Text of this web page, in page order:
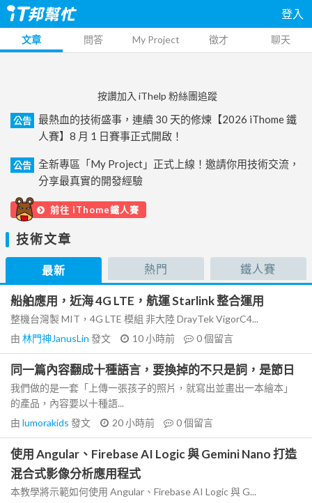
登入
文章 問答 My Project 徵才 聊天
按讚加入 iThelp 粉絲團追蹤
公告
最熱血的技術盛事，連續 30 天的修煉【2026 iThome 鐵
人賽】8 月 1 日賽事正式開啟！
公告
全新專區「My Project」正式上線！邀請你用技術交流，
分享最真實的開發經驗
前往 iThome鐵人賽
技術文章
最新 熱門 鐵人賽
船舶應用，近海 4G LTE，航運 Starlink 整合運用
整機台灣製 MIT，4G LTE 模組 非大陸 DrayTek VigorC4...
由 林門神JanusLin 發文 10 小時前 0個留言
同一篇內容翻成十種語言，要換掉的不只是詞，是節日
我們做的是一套「上傳一張孩子的照片，就寫出並畫出一本繪本」
的產品，內容要以十種語...
由 lumorakids 發文 20 小時前 0個留言
使用 Angular、Firebase AI Logic 與 Gemini Nano 打造
混合式影像分析應用程式
本教學將示範如何使用 Angular、Firebase AI Logic 與 G...